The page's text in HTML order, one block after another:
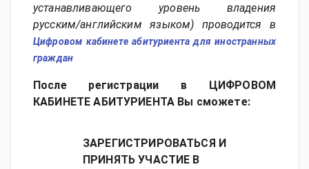
устанавливающего уровень владения
русским/английским языком) проводится в
Цифровом кабинете абитуриента для иностранных
граждан
После регистрации в ЦИФРОВОМ
КАБИНЕТЕ АБИТУРИЕНТА Вы сможете:
ЗАРЕГИСТРИРОВАТЬСЯ И
ПРИНЯТЬ УЧАСТИЕ В